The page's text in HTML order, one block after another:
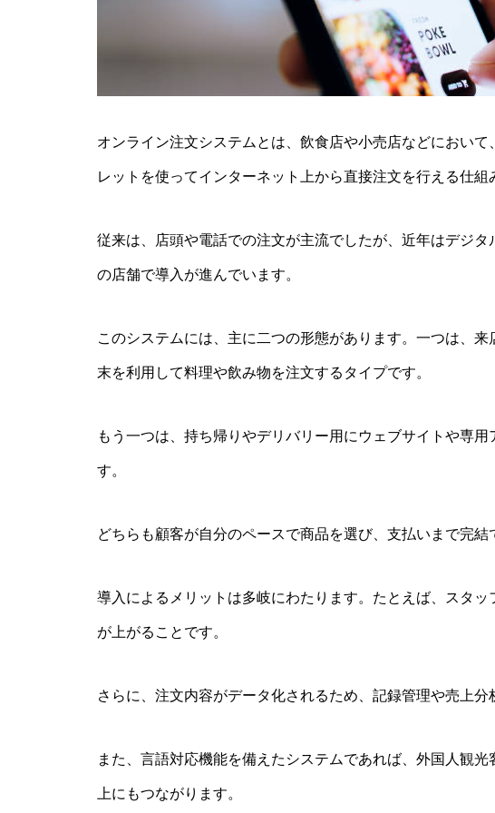
オンライン注文システムとは、飲食店や小売店などにおい
レットを使ってインターネット上から直接注文を行える仕組
従来は、店頭や電話での注文が主流でしたが、近年はデジタ
の店舗で導入が進んでいます。
このシステムには、主に二つの形態があります。一つは、
末を利用して料理や飲み物を注文するタイプです。
もう一つは、持ち帰りやデリバリー用にウェブサイトや専
す。
どちらも顧客が自分のペースで商品を選び、支払いまで完結
導入によるメリットは多岐にわたります。たとえば、スタ
が上がることです。
さらに、注文内容がデータ化されるため、記録管理や売上分
また、言語対応機能を備えたシステムであれば、外国人観
上にもつながります。